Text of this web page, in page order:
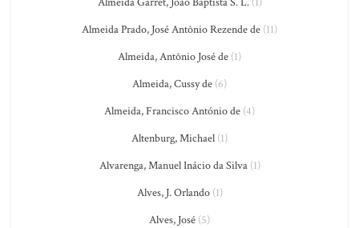
Almeida Prado, José Antônio Rezende de (11)
Almeida, Antônio José de (1)
Almeida, Cussy de (6)
Almeida, Francisco António de (4)
Altenburg, Michael (1)
Alvarenga, Manuel Inácio da Silva(1)
Alves, J. Orlando(1)
Alves, José (5)